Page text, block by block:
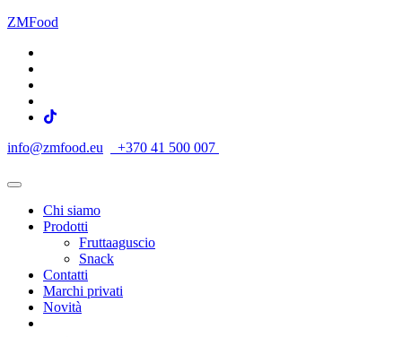
ZMFood
info@zmfood.eu +370 41 500 007
Chi siamo
Prodotti
Fruttaaguscio
Snack
Contatti
Marchi privati
Novità